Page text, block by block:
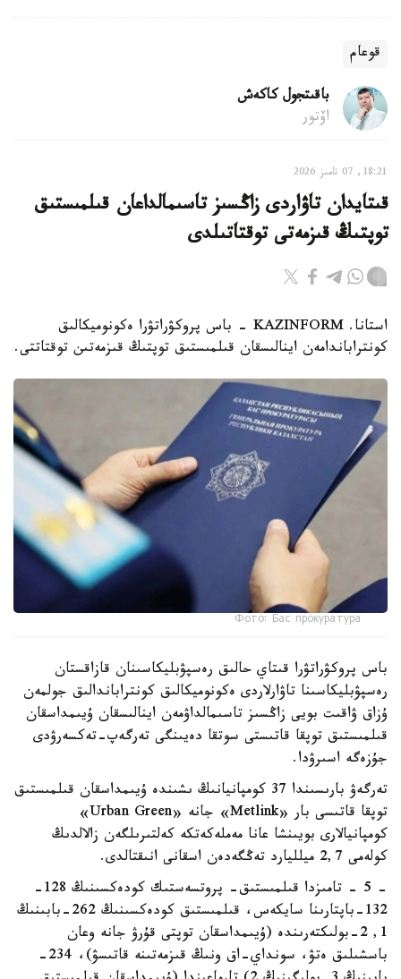
قوعام
باقىتجول كاكەش
اۆتور
18:21, 07 تامىز 2026
قىتايدان تاۋاردى زاڭسىز تاسىمالداعان قىلمىستىق
توپتىڭ قىزمەتى توقتاتىلدى
استانا. KAZINFORM - باس پروكۋراتۋرا ەكونوميكالىق
كونتراباندامەن اينالىسقان قىلمىستىق توپتىڭ قىزمەتىن توقتاتتى.
Фото: Бас прокуратура
باس پروكۋراتۋرا قىتاي حالىق رەسپۋبليكاسىنان قازاقستان
رەسپۋبليكاسىنا تاۋارلاردى ەكونوميكالىق كونتراباندالىق جولمەن
ۇزاق ۋاقىت بويى زاڭسىز تاسىمالداۋمەن اينالىسقان ۇيىمداسقان
قىلمىستىق توپقا قاتىستى سوتقا دەيىنگى تەرگەپ-تەكسەرۋدى
جۇزەگە اسىرۋدا.
تەرگەۋ بارىسىندا 37 كومپانيانىڭ ىشىندە ۇيىمداسقان قىلمىستىق
توپقا قاتىسى بار «Metlink» جانە «Urban Green»
كومپانيالارى بويىنشا عانا مەملەكەتكە كەلتىرىلگەن زالالدىڭ
كولەمى 2,7 ميلليارد تەڭگەدەن اسقانى انىقتالدى.
- 5 - تامىزدا قىلمىستىق- پروتسەستىك كودەكسىنىڭ 128-
132-باپتارىنا سايكەس، قىلمىستىق كودەكسىنىڭ 262-بابىنىڭ
1, 2-بولىكتەرىندە (ۇيىمداسقان توپتى قۇرۋ جانە وعان
باسشىلىق ەتۋ، سونداي-اق ونىڭ قىزمەتىنە قاتىسۋ)، 234-